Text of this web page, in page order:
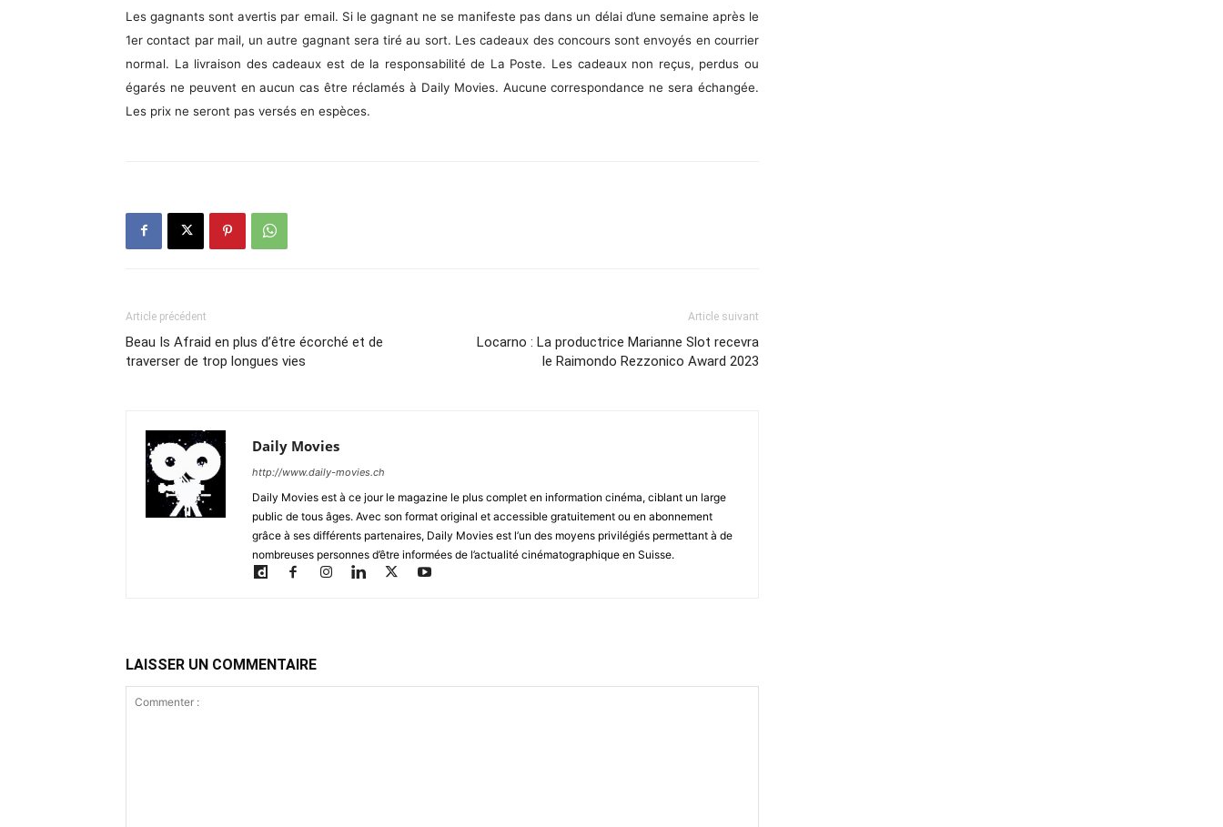
Les gagnants sont avertis par email. Si le gagnant ne se manifeste pas dans un délai d’une semaine après le
1er contact par mail, un autre gagnant sera tiré au sort. Les cadeaux des concours sont envoyés en courrier
normal. La livraison des cadeaux est de la responsabilité de La Poste. Les cadeaux non reçus, perdus ou
égarés ne peuvent en aucun cas être réclamés à Daily Movies. Aucune correspondance ne sera échangée.
Les prix ne seront pas versés en espèces.
Article précédent
Beau Is Afraid en plus d’être écorché et de
traverser de trop longues vies
Article suivant
Locarno : La productrice Marianne Slot recevra
le Raimondo Rezzonico Award 2023
Daily Movies
http://www.daily-movies.ch
Daily Movies est à ce jour le magazine le plus complet en information cinéma, ciblant un large
public de tous âges. Avec son format original et accessible gratuitement ou en abonnement
grâce à ses différents partenaires, Daily Movies est l’un des moyens privilégiés permettant à de
nombreuses personnes d’être informées de l’actualité cinématographique en Suisse.
LAISSER UN COMMENTAIRE